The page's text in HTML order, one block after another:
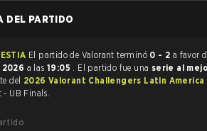
DEL PARTIDO
El partido de Valorant terminó 0 - 2 a favor
2026 a las 19:05 . El partido fue una serie al
del 2026 Valorant Challengers Latin America
- UB Finals.